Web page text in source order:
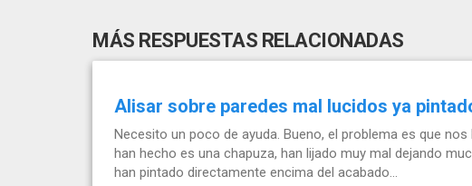
MÁS RESPUESTAS RELACIONADAS
Alisar sobre paredes mal lucidos ya
Necesito un poco de ayuda. Bueno, el problema es que
han hecho es una chapuza, han lijado muy mal dejando
han pintado directamente encima del acabado...